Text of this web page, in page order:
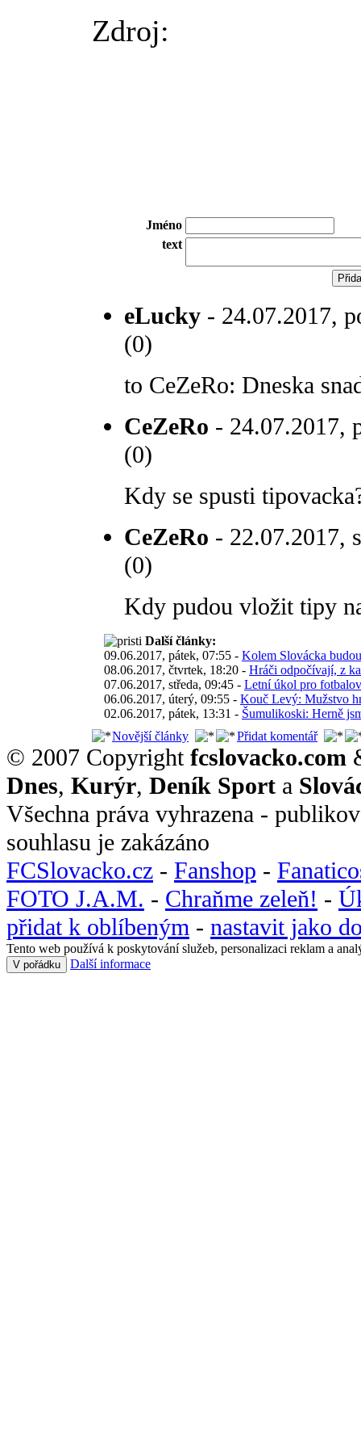
Zdroj:
Jméno
text
eLucky - 24.07.2017,
(0)
to CeZeRo: Dneska
CeZeRo - 24.07.2017,
(0)
Kdy se spusti
CeZeRo - 22.07.2017,
(0)
Kdy pudou vložit tipy
Další články:
09.06.2017, pátek, 07:55 - Kolem Slovácka
08.06.2017, čtvrtek, 18:20 - Hráči odpočívají, z
07.06.2017, středa, 09:45 - Letní úkol pro
06.06.2017, úterý, 09:55 - Kouč Levý: Mužstvo
02.06.2017, pátek, 13:31 - Šumulikoski: Herně
Novější články
Přidat komentář
© 2007 Copyright fcslovacko.com
Dnes, Kurýr, Deník Sport a
Všechna práva vyhrazena -
souhlasu je zakázáno
FCSlovacko.cz - Fanshop -
FOTO J.A.M. - Chraňme zeleň! -
přidat k oblíbeným - nastavit jako
Tento web používá k poskytování služeb, personalizaci reklam a
V pořádku Další informace